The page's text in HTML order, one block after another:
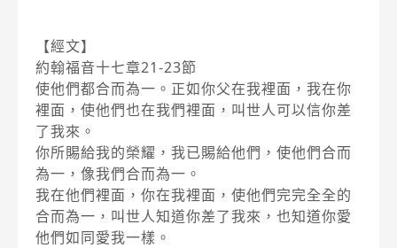
【經文】
約翰福音十七章21-23節
使他們都合而為一。正如你父在我裡面，我在你
裡面，使他們也在我們裡面，叫世人可以信你差
了我來。
你所賜給我的榮耀，我已賜給他們，使他們合而
為一，像我們合而為一。
我在他們裡面，你在我裡面，使他們完完全全的
合而為一，叫世人知道你差了我來，也知道你愛
他們如同愛我一樣。